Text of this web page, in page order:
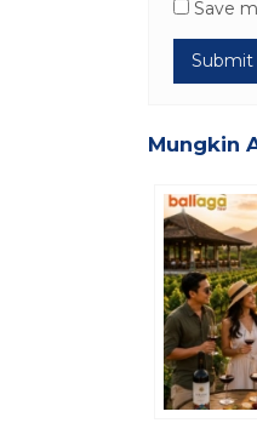
Save
Mungkin